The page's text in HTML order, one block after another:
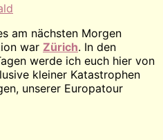
am nächsten Morgen
war Zürich. In den
werde ich euch hier von
kleiner Katastrophen
unserer Europatour